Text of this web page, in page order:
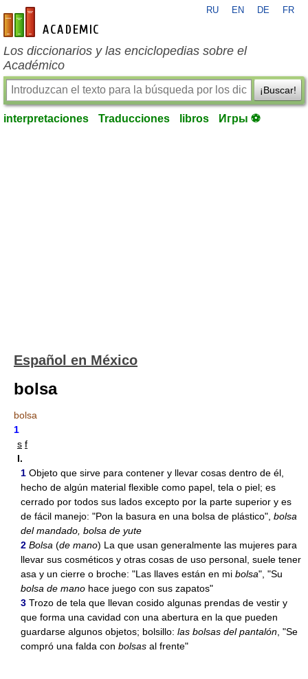
es-academic.com
RU EN DE FR
Los diccionarios y las enciclopedias sobre el
Académico
¡Buscar!
interpretaciones Traducciones libros Игры ⚽
Español en México
bolsa
bolsa
1
s f
I.
1 Objeto que sirve para contener y llevar cosas dentro de él,
hecho de algún material flexible como papel, tela o piel; es
cerrado por todos sus lados excepto por la parte superior y es
de fácil manejo: "Pon la basura en una bolsa de plástico", bolsa
del mandado, bolsa de yute
2 Bolsa (de mano) La que usan generalmente las mujeres para
llevar sus cosméticos y otras cosas de uso personal, suele tener
asa y un cierre o broche: "Las llaves están en mi bolsa", "Su
bolsa de mano hace juego con sus zapatos"
3 Trozo de tela que llevan cosido algunas prendas de vestir y
que forma una cavidad con una abertura en la que pueden
guardarse algunos objetos; bolsillo: las bolsas del pantalón , "Se
compró una falda con bolsas al frente"